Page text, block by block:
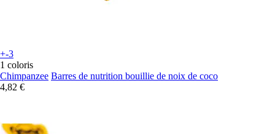
+-3
1 coloris
Chimpanzee Barres de nutrition bouillie de noix de coco
4,82 €